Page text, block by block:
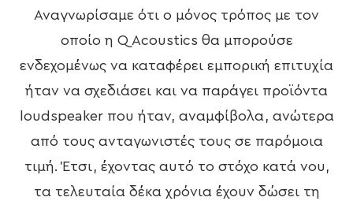
Αναγνωρίσαμε ότι ο μόνος τρόπος με τον
οποίο η Q Acoustics θα μπορούσε
ενδεχομένως να καταφέρει εμπορική επιτυχία
ήταν να σχεδιάσει και να παράγει προϊόντα
loudspeaker που ήταν, αναμφίβολα, ανώτερα
από τους ανταγωνιστές τους σε παρόμοια
τιμή. Έτσι, έχοντας αυτό το στόχο κατά νου,
τα τελευταία δέκα χρόνια έχουν δώσει τη